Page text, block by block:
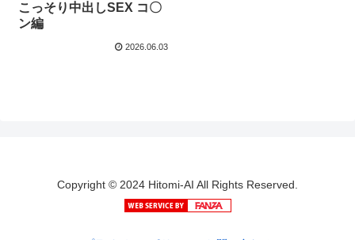
こっそり中出しSEX コ〇
ン編
2026.06.03
Copyright © 2024 Hitomi-AI All Rights Reserved.